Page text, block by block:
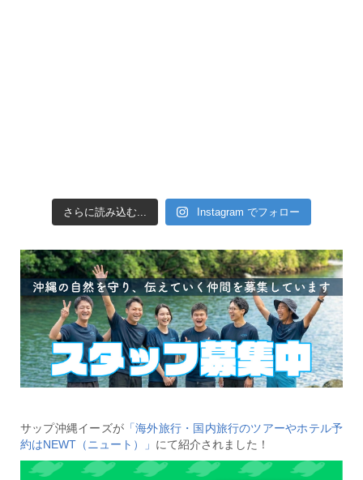
さらに読み込む... Instagram でフォロー
サップ沖縄イーズが 「海外旅行・国内旅行のツアーやホテル予
約はNEWT（ニュート）」 にて紹介されました！